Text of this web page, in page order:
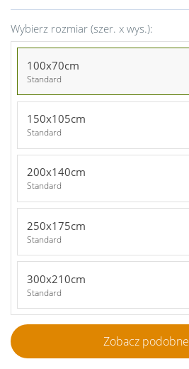
Wybierz rozmiar (szer. x wys.):
100x70cm
Standard
150x105cm
Standard
200x140cm
Standard
250x175cm
Standard
300x210cm
Standard
Zobacz podobne